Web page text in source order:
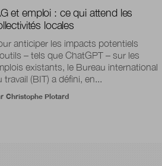
et emploi : ce qui attend les
locales
anticiper les impacts potentiels
– tels que ChatGPT – sur les
existants, le Bureau international
travail (BIT) a défini, en...
Christophe Plotard